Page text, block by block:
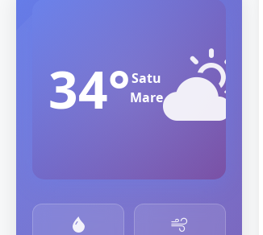
34°Satu
Mare